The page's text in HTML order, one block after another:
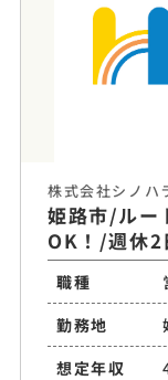
株式会社シノハ
姫路市/ルー
OK！/週休2
職種
勤務地
想定年収